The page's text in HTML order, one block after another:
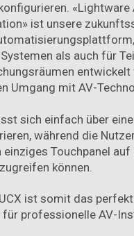
«Lightware
ist unsere
als auch für
entwickelt
Umgang mit AV-
sich einfach über
während die
einziges Touchpanel
können.
ist somit das
für professionelle AV-